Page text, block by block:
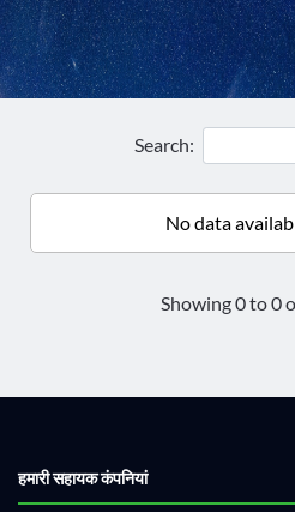
Search:
No data
Showing 0 to 0
हमारी सहायक कंपनियां